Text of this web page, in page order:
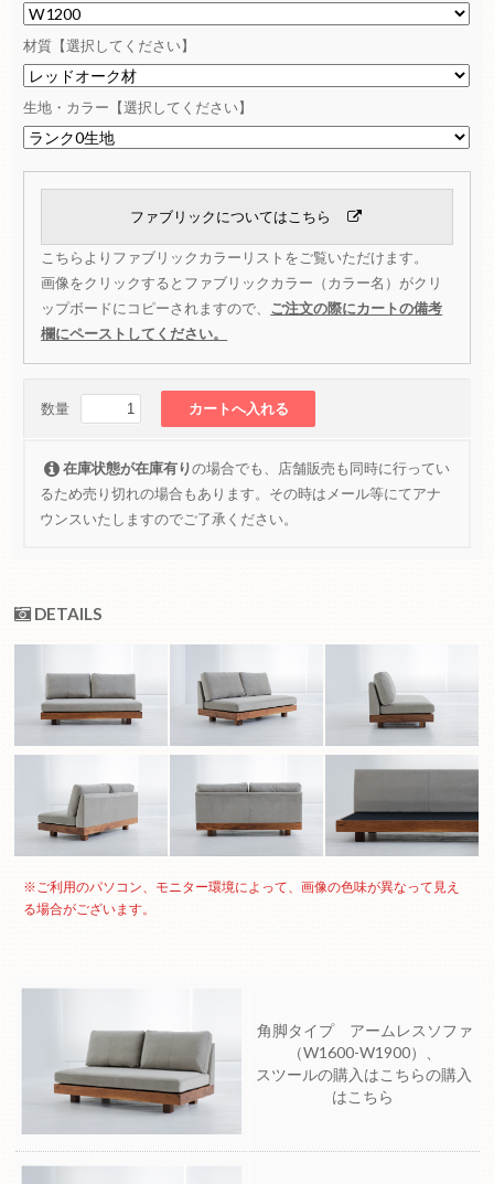
材質【選択してください】
生地・カラー【選択してください】
ファブリックについてはこちら
こちらよりファブリックカラーリストをご覧いただけます。
画像をクリックするとファブリックカラー（カラー名）がクリ
ップボードにコピーされますので、 ご注文の際にカートの備考
欄にペーストしてください。
数量
在庫状態が在庫有りの場合でも、店舗販売も同時に行ってい
るため売り切れの場合もあります。その時はメール等にてアナ
ウンスいたしますのでご了承ください。
DETAILS
※ご利用のパソコン、モニター環境によって、画像の色味が異なって見え
る場合がございます。
角脚タイプ アームレスソファ
（W1600-W1900）、
スツールの購入はこちらの購入
はこちら